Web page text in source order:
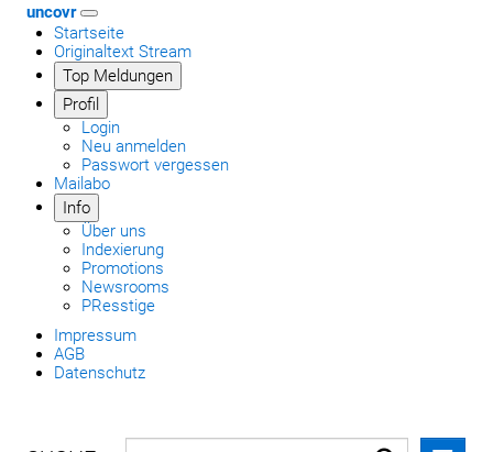
uncovr
Startseite
Originaltext Stream
Top Meldungen
Profil
Login
Neu anmelden
Passwort vergessen
Mailabo
Info
Über uns
Indexierung
Promotions
Newsrooms
PResstige
Impressum
AGB
Datenschutz